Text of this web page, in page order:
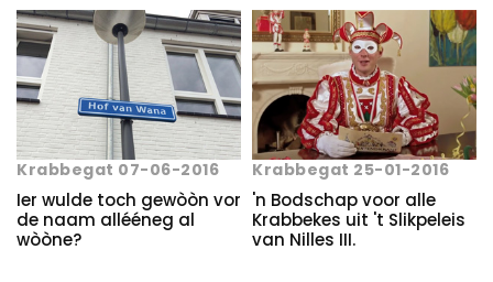
Krabbegat 07-06-2016
Ier wulde toch gewòòn vor
de naam allééneg al
wòòne?
Krabbegat 25-01-2016
'n Bodschap voor alle
Krabbekes uit 't Slikpeleis
van Nilles III.